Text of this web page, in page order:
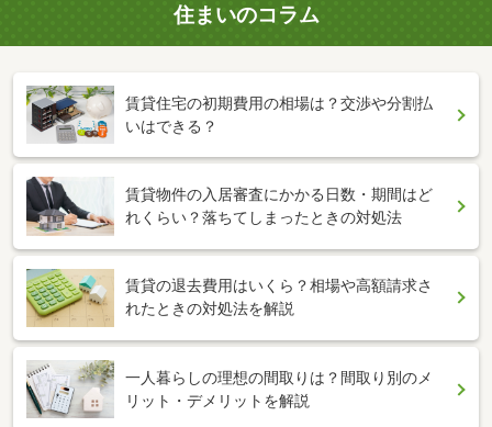
住まいのコラム
賃貸住宅の初期費用の相場は？交渉や分割払
いはできる？
賃貸物件の入居審査にかかる日数・期間はど
れくらい？落ちてしまったときの対処法
賃貸の退去費用はいくら？相場や高額請求さ
れたときの対処法を解説
一人暮らしの理想の間取りは？間取り別のメ
リット・デメリットを解説